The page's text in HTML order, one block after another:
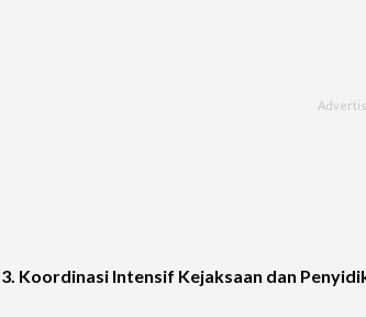
3. Koordinasi Intensif Kejaksaan dan